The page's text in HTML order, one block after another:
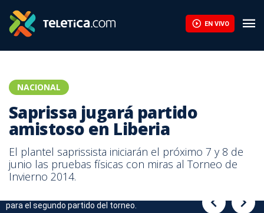
EN VIVO
NACIONAL
Saprissa jugará partido
amistoso en Liberia
El plantel saprissista iniciarán el próximo 7 y 8 de
junio las pruebas físicas con miras al Torneo de
Invierno 2014.
para el segundo partido del torneo.